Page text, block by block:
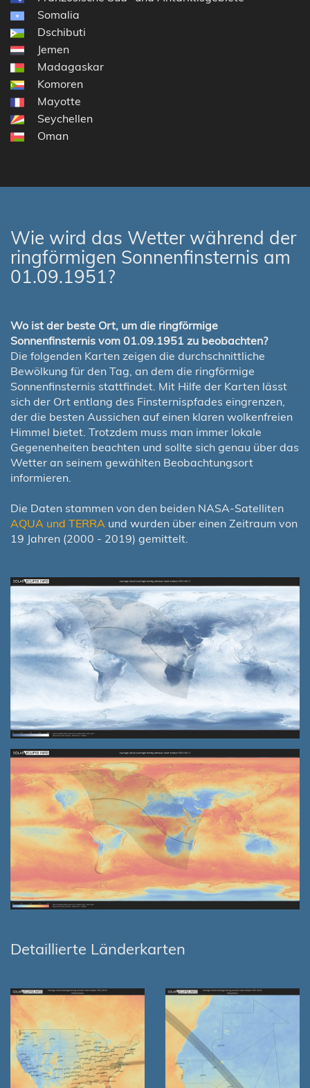
Somalia
Dschibuti
Jemen
Madagaskar
Komoren
Mayotte
Seychellen
Oman
Wie wird das Wetter während der
ringförmigen Sonnenfinsternis am
01.09.1951?
Wo ist der beste Ort, um die ringförmige
Sonnenfinsternis vom 01.09.1951 zu beobachten?
Die folgenden Karten zeigen die durchschnittliche
Bewölkung für den Tag, an dem die ringförmige
Sonnenfinsternis stattfindet. Mit Hilfe der Karten lässt
sich der Ort entlang des Finsternispfades eingrenzen,
der die besten Aussichen auf einen klaren wolkenfreien
Himmel bietet. Trotzdem muss man immer lokale
Gegenenheiten beachten und sollte sich genau über das
Wetter an seinem gewählten Beobachtungsort
informieren.
Die Daten stammen von den beiden NASA-Satelliten
AQUA und TERRA und wurden über einen Zeitraum von
19 Jahren (2000 - 2019) gemittelt.
Detaillierte Länderkarten